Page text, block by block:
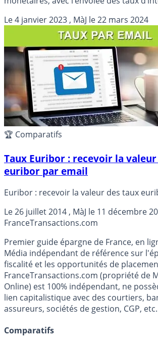
et inconvénients des sicav monétaires.
Le4 janvier 2023 , MàJ le22 mars 2024
🏆 Comparatifs
Taux Euribor : recevoir la
euribor par email
Euribor : recevoir la valeur des taux
Le26 juillet 2014 , MàJ le 11 décembre
FranceTransactions.com
Premier guide épargne de France, en
Média indépendant de référence sur
fiscalité et les opportunités de
FranceTransactions.com (propriété de
Online) est 100% indépendant, ne
lien capitalistique avec des courtiers,
assureurs, sociétés de gestion, CGP, etc.
Comparatifs